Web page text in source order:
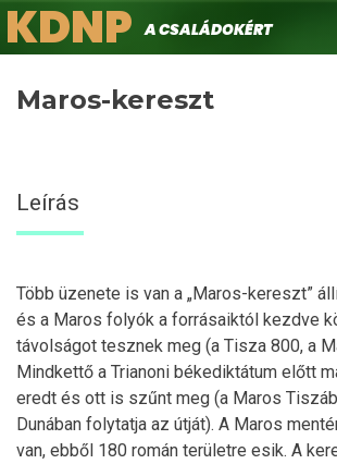
Ugrás
a
Keresés
KDNPA családokért.
Maros-kereszt
Leírás
Több üzenete is van a „Maros-kereszt”
és a Maros folyók a forrásaiktól kezdve
távolságot tesznek meg (a Tisza 800, a
Mindkettő a Trianoni békediktátum előtt
eredt és ott is szűnt meg (a Maros
Dunában folytatja az útját). A Maros
van, ebből 180 román területre esik. A